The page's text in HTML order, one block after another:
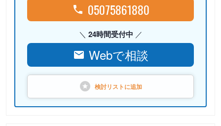
05075861880
24時間受付中
Webで相談
検討リストに追加